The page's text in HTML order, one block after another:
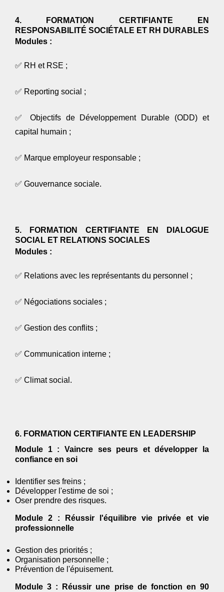
4. FORMATION CERTIFIANTE EN
RESPONSABILITÉ SOCIÉTALE ET RH DURABLES
Modules :
✅ RH et RSE ;
✅ Reporting social ;
✅
Objectifs de Développement Durable (ODD) et
capital humain ;
✅ Marque employeur responsable ;
✅ Gouvernance sociale.
5. FORMATION CERTIFIANTE EN DIALOGUE
SOCIAL ET RELATIONS SOCIALES
Modules :
✅ Relations avec les représentants du personnel ;
✅ Négociations sociales ;
✅ Gestion des conflits ;
✅ Communication interne ;
✅ Climat social.
6. FORMATION CERTIFIANTE EN LEADERSHIP
Module 1 : Vaincre ses peurs et développer la
confiance en soi
Identifier ses freins ;
Développer l'estime de soi ;
Oser prendre des risques.
Module 2 : Réussir l'équilibre vie privée et vie
professionnelle
Gestion des priorités ;
Organisation personnelle ;
Prévention de l'épuisement.
Module 3 : Réussir une prise de fonction en 90